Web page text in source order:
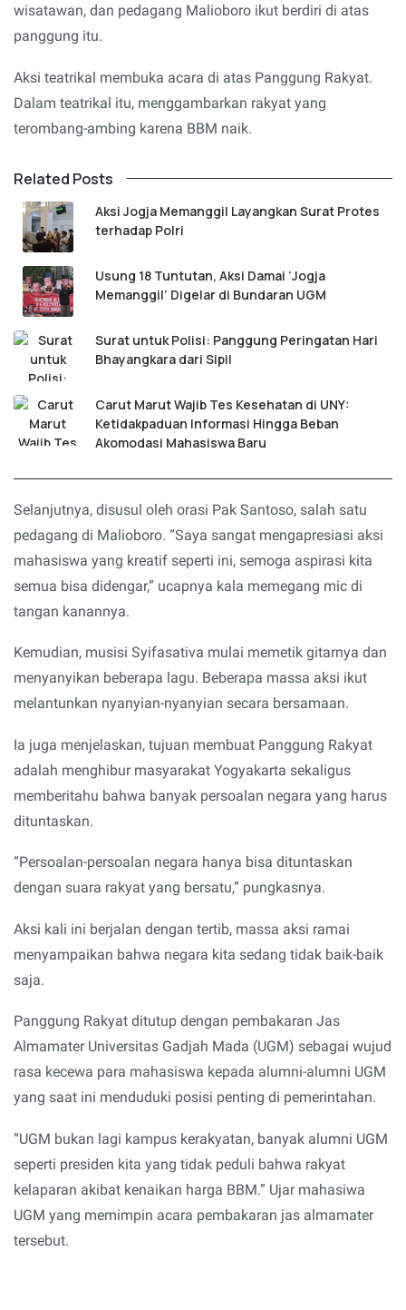
wisatawan, dan pedagang Malioboro ikut berdiri di atas
panggung itu.
Aksi teatrikal membuka acara di atas Panggung Rakyat.
Dalam teatrikal itu, menggambarkan rakyat yang
terombang-ambing karena BBM naik.
Related Posts
Aksi Jogja Memanggil Layangkan Surat Protes
terhadap Polri
Usung 18 Tuntutan, Aksi Damai ‘Jogja
Memanggil’ Digelar di Bundaran UGM
Surat untuk Polisi: Panggung Peringatan Hari
Bhayangkara dari Sipil
Carut Marut Wajib Tes Kesehatan di UNY:
Ketidakpaduan Informasi Hingga Beban
Akomodasi Mahasiswa Baru
Selanjutnya, disusul oleh orasi Pak Santoso, salah satu
pedagang di Malioboro. “Saya sangat mengapresiasi aksi
mahasiswa yang kreatif seperti ini, semoga aspirasi kita
semua bisa didengar,” ucapnya kala memegang mic di
tangan kanannya.
Kemudian, musisi Syifasativa mulai memetik gitarnya dan
menyanyikan beberapa lagu. Beberapa massa aksi ikut
melantunkan nyanyian-nyanyian secara bersamaan.
Ia juga menjelaskan, tujuan membuat Panggung Rakyat
adalah menghibur masyarakat Yogyakarta sekaligus
memberitahu bahwa banyak persoalan negara yang harus
dituntaskan.
“Persoalan-persoalan negara hanya bisa dituntaskan
dengan suara rakyat yang bersatu,” pungkasnya.
Aksi kali ini berjalan dengan tertib, massa aksi ramai
menyampaikan bahwa negara kita sedang tidak baik-baik
saja.
Panggung Rakyat ditutup dengan pembakaran Jas
Almamater Universitas Gadjah Mada (UGM) sebagai wujud
rasa kecewa para mahasiswa kepada alumni-alumni UGM
yang saat ini menduduki posisi penting di pemerintahan.
“UGM bukan lagi kampus kerakyatan, banyak alumni UGM
seperti presiden kita yang tidak peduli bahwa rakyat
kelaparan akibat kenaikan harga BBM.” Ujar mahasiwa
UGM yang memimpin acara pembakaran jas almamater
tersebut.